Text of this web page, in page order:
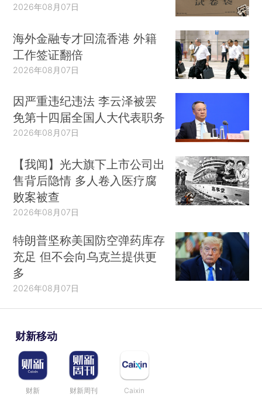
2026年08月07日
海外金融专才回流香港 外籍
工作签证翻倍
2026年08月07日
因严重违纪违法 李云泽被罢
免第十四届全国人大代表职务
2026年08月07日
【我闻】光大旗下上市公司出
售背后隐情 多人卷入医疗腐
败案被查
2026年08月07日
特朗普坚称美国防空弹药库存
充足 但不会向乌克兰提供更
多
2026年08月07日
财新移动
财新 财新周刊 Caixin